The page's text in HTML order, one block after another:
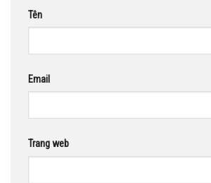
Tên
Email
Trang web